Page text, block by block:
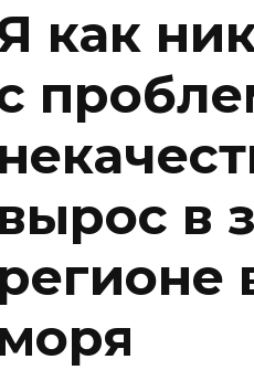
как
вырос в
регионе
моря